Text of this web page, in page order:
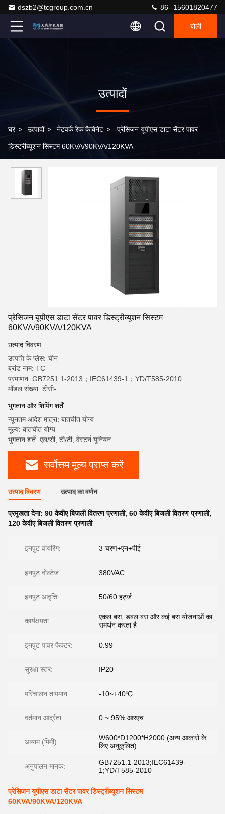
dszb2@tcgroup.com.cn 86--15601820477
बोली
उत्पादों
घर > उत्पादों > नेटवर्क रैक कैबिनेट > प्रेसिजन यूपीएस डाटा सेंटर पावर
डिस्ट्रीब्यूशन सिस्टम 60KVA/90KVA/120KVA
प्रेसिजन यूपीएस डाटा सेंटर पावर डिस्ट्रीब्यूशन सिस्टम
60KVA/90KVA/120KVA
उत्पाद विवरण
उत्पत्ति के प्लेस: चीन
ब्रांड नाम: TC
प्रमाणन: GB7251.1-2013；IEC61439-1；YD/T585-2010
मॉडल संख्या: टीसी-
भुगतान और शिपिंग शर्तें
न्यूनतम आदेश मात्रा: बातचीत योग्य
मूल्य: बातचीत योग्य
भुगतान शर्तें: एल/सी, टी/टी, वेस्टर्न यूनियन
सर्वोत्तम मूल्य प्राप्त करें
उत्पाद विवरण उत्पाद का वर्णन
प्रमुखता देना: 90 केवीए बिजली वितरण प्रणाली, 60 केवीए बिजली वितरण प्रणाली,
120 केवीए बिजली वितरण प्रणाली
इनपुट वायरिंग: 3 चरण+एन+पीई
इनपुट वोल्टेज: 380VAC
इनपुट आवृत्ति: 50/60 हर्ट्ज
कार्यक्षमता:
एकल बस, डबल बस और कई बस योजनाओं का
समर्थन करता है
इनपुट पावर फैक्टर: 0.99
सुरक्षा स्तर: IP20
परिचालन तापमान: -10~+40℃
वर्तमान आर्द्रता: 0 ~ 95% आरएच
आयाम (मिमी):
W600*D1200*H2000 (अन्य आकारों के
लिए अनुकूलित)
अनुपालन मानक:
GB7251.1-2013;IEC61439-
1;YD/T585-2010
प्रेसिजन यूपीएस डाटा सेंटर पावर डिस्ट्रीब्यूशन सिस्टम
60KVA/90KVA/120KVA